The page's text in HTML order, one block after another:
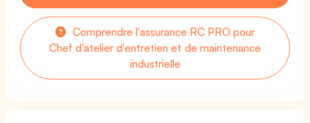
Comprendre l'assurance RC PRO pour
Chef d'atelier d'entretien et de maintenance
industrielle